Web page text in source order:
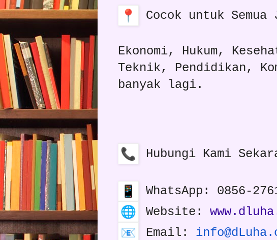
Cocok untuk Semua
Ekonomi, Hukum,
Teknik, Pendidikan,
banyak lagi.
Hubungi Kami
WhatsApp: 0856-
Website:
Email: